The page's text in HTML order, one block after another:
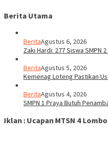
Berita Utama
BeritaAgustus 6, 2026
Zaki Hardi: 277 Siswa SMPN
BeritaAgustus 5, 2026
Kemenag Loteng Pastikan
BeritaAgustus 4, 2026
SMPN 1 Praya Butuh
Iklan : Ucapan MTSN 4